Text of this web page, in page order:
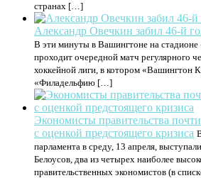
странах […]
Александр Овечкин забил 46-й
В эти минуты в Вашингтоне на
проходит очередной матч регулярного
хоккейной лиги, в котором «Вашингтон
«Филадельфию […]
Экономисты правительства
с оценкой предстоящего кризиса
парламента в среду, 13 апреля,
Белоусов, два из четырех наиболее
правительственных экономистов (в